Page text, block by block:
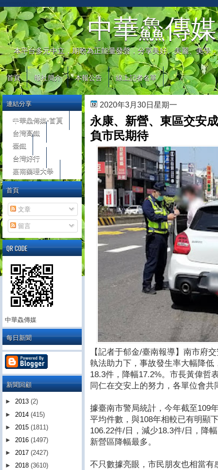
中華鱻傳媒
本平台多元中立，期盼為正能量發聲，分享美好、美麗、美學
首頁 報社簡介 本報公告 線上記者名單
2020年3月30日星期一
永康、新營、東區交安
負市民期待
【記者于郁金/臺南報導】南市府
執法助力下，事故發生率大幅降
18.3件，降幅17.2%。市長黃偉哲
同仁在交安上的努力，各單位會
據臺南市警局統計，今年截至109
平均件數，與108年相較已有明顯
106.22件/日，減少18.3件/日，降
新營區降幅最多。
不只數據亮眼，市民朋友也相當
連結分享
中華鱻傳媒-首頁
台灣高鐵
臺鐵
台灣好行
嘉南藥理大學
首頁
文章
留言
QR CODE
中華鱻傳媒
每日新聞
新聞回顧
► 2013 (2)
► 2014 (415)
► 2015 (1811)
► 2016 (1497)
► 2017 (2427)
► 2018 (3610)